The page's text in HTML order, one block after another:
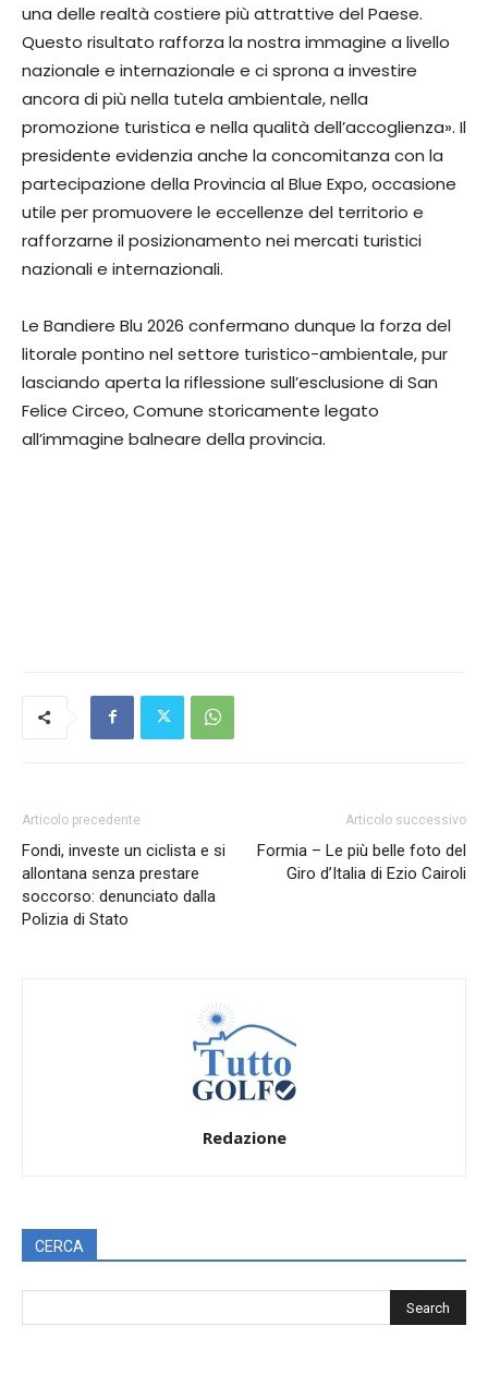
una delle realtà costiere più attrattive del Paese.
Questo risultato rafforza la nostra immagine a livello
nazionale e internazionale e ci sprona a investire
ancora di più nella tutela ambientale, nella
promozione turistica e nella qualità dell’accoglienza». Il
presidente evidenzia anche la concomitanza con la
partecipazione della Provincia al Blue Expo, occasione
utile per promuovere le eccellenze del territorio e
rafforzarne il posizionamento nei mercati turistici
nazionali e internazionali.
Le Bandiere Blu 2026 confermano dunque la forza del
litorale pontino nel settore turistico-ambientale, pur
lasciando aperta la riflessione sull’esclusione di San
Felice Circeo, Comune storicamente legato
all’immagine balneare della provincia.
Articolo precedente
Fondi, investe un ciclista e si
allontana senza prestare
soccorso: denunciato dalla
Polizia di Stato
Articolo successivo
Formia – Le più belle foto del
Giro d’Italia di Ezio Cairoli
Redazione
CERCA